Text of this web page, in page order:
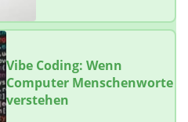
Vibe Coding: Wenn
Computer Menschenworte
verstehen